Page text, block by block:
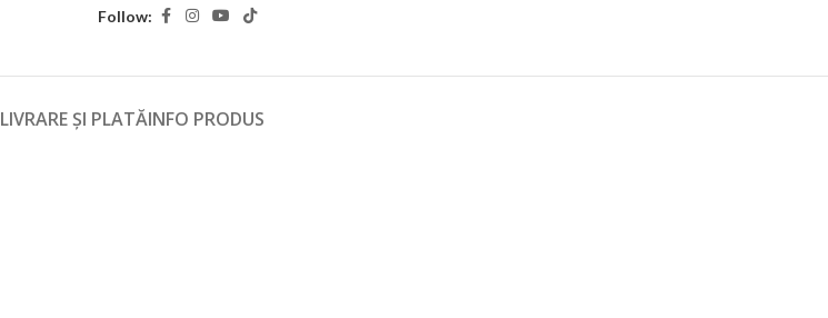
Follow:
LIVRARE ȘI PLATĂINFO PRODUS